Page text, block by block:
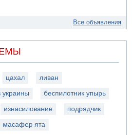
Все объявления
цахал ливан
украины беспилотник упырь
изнасилование подрядчик
масафер ята